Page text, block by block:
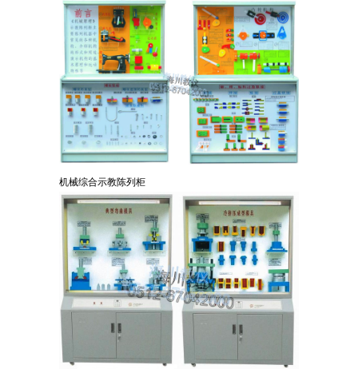
机械综合示教陈列柜